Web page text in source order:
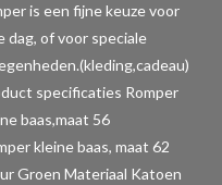
is een fijne keuze voor
dag, of voor speciale
specificaties Romper
baas,maat 56
kleine baas, maat 62
Groen Materiaal Katoen